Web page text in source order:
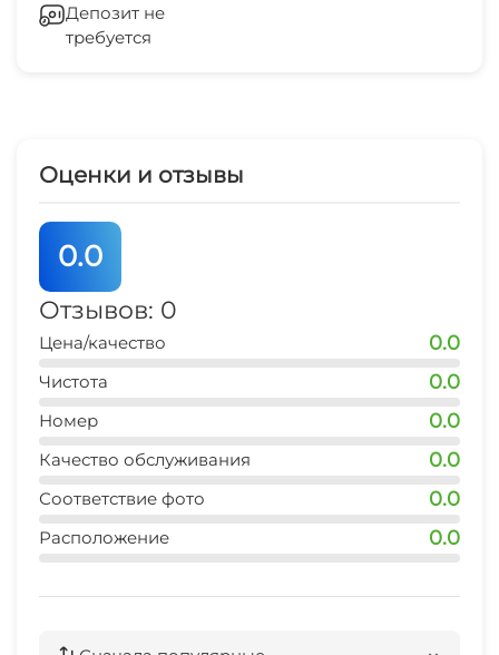
Магазины
Депозит не
требуется
Оценки и отзывы
0.0
Отзывов: 0
Цена/качество 0.0
Чистота 0.0
Номер 0.0
Качество обслуживания 0.0
Соответствие фото 0.0
Расположение 0.0